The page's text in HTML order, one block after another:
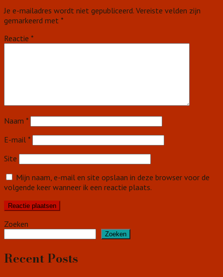
Je e-mailadres wordt niet gepubliceerd. Vereiste velden zijn
gemarkeerd met *
Reactie *
Naam *
E-mail *
Site
Mijn naam, e-mail en site opslaan in deze browser voor de
volgende keer wanneer ik een reactie plaats.
Zoeken
Zoeken
Recent Posts